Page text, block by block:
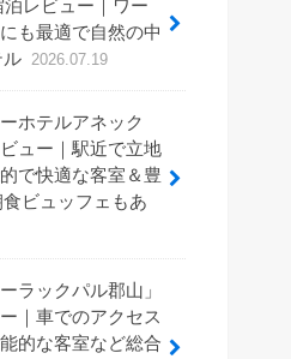
泊レビュー｜ワー
も最適で自然の中
ル 2026.07.19
ーホテルアネック
ュー｜駅近で立地
で快適な客室＆豊
ビュッフェもあ
ラックパル郡山」
｜車でのアクセス
的な客室など総合